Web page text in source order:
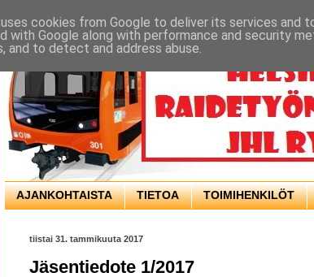
AJANKOHTAISTA TIETOA TOIMIHENKILÖT
tiistai 31. tammikuuta 2017
Jäsentiedote 1/2017
cookies from Google to deliver its services and
with Google along with performance and security
and to detect and address abuse.